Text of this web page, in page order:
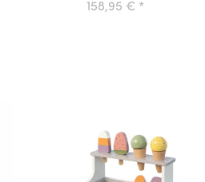
158,95 € *